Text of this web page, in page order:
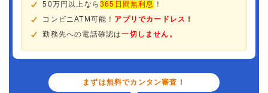
50万円以上なら365日間無利息 ！
コンビニATM可能！ アプリでカードレス！
勤務先への電話確認は一切しません。
まずは無料でカンタン審査！